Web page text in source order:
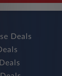
Deals